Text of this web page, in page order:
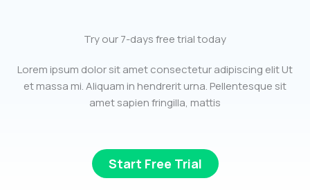
Try our 7-days free trial today
Lorem ipsum dolor sit amet consectetur adipiscing elit Ut
et massa mi. Aliquam in hendrerit urna. Pellentesque sit
amet sapien fringilla, mattis
Start Free Trial